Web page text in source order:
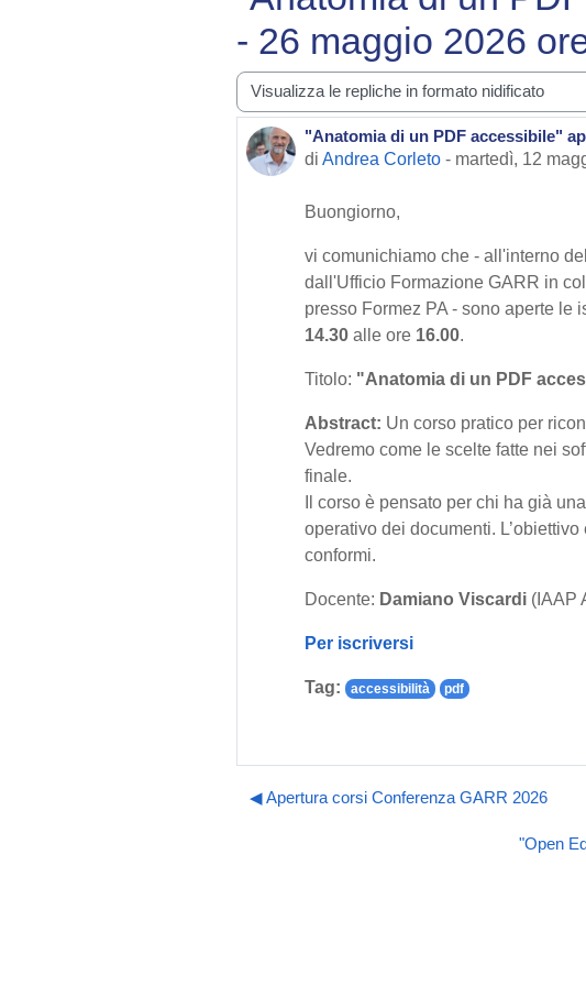
- 26 maggio 2026
Modalità visualizzazione
"Anatomia di un PDF accessibile"
di Andrea Corleto - martedì, 12
Numero di risposte: 0
Buongiorno,
vi comunichiamo che - all'interno
dall'Ufficio Formazione GARR in
presso Formez PA - sono aperte le
14.30 alle ore 16.00.
Titolo: "Anatomia di un PDF
Abstract: Un corso pratico per
Vedremo come le scelte fatte nei
finale.
Il corso è pensato per chi ha già
operativo dei documenti.
conformi.
Docente: Damiano Viscardi (IAAP
Per iscriversi
Tag: accessibilità pdf
◀︎ Apertura corsi Conferenza GARR 2026
"Open